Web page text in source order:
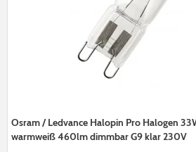
Osram / Ledvance Halopin Pro Halogen
warmweiß 460lm dimmbar G9 klar 230V